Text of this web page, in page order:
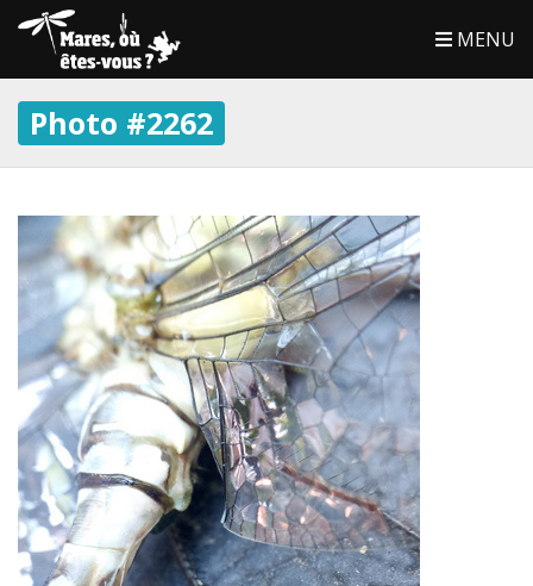
MENU
Photo #2262